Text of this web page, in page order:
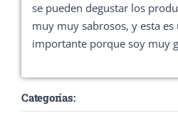
se pueden degustar los
muy muy sabrosos, y esta
importante porque soy muy
Categorías: